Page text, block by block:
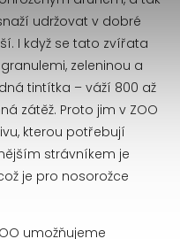
udržovat v dobré
I když se tato zvířata
zeleninou a
tintítka – váží 800 až
zátěž. Proto jim v ZOO
kterou potřebují
strávníkem je
je pro nosorožce
umožňujeme